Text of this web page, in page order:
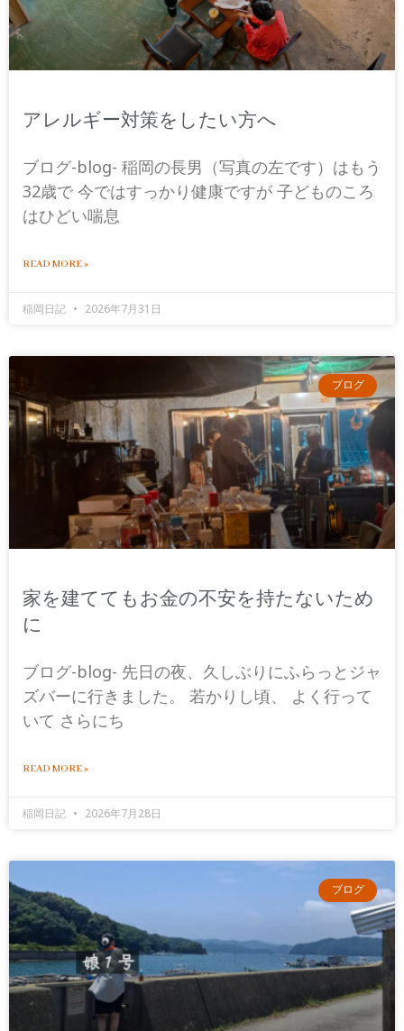
アレルギー対策をしたい方へ
ブログ-blog- 稲岡の長男（写真の左です）はもう
32歳で 今ではすっかり健康ですが 子どものころ
はひどい喘息
READ MORE »
稲岡日記 2026年7月31日
ブログ
家を建ててもお金の不安を持たないため
に
ブログ-blog- 先日の夜、久しぶりにふらっとジャ
ズバーに行きました。 若かりし頃、 よく行って
いて さらにち
READ MORE »
稲岡日記 2026年7月28日
ブログ